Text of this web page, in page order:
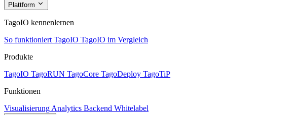
Plattform
TagoIO kennenlernen
So funktioniert TagoIO TagoIO im Vergleich
Produkte
TagoIO TagoRUN TagoCore TagoDeploy TagoTiP
Funktionen
Visualisierung Analytics Backend Whitelabel